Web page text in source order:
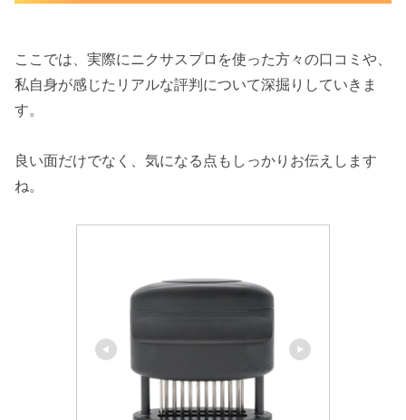
法
ニクサスプロの類似品との違いや選び方
ニクサスプロの口コミから分かる魅力
洗いにくいって本当？ニクサスプロのお手
ニクサスプロで安いお肉が高級肉になる理
まとめ：ニクサスプロの口コミから分かる
ここでは、実際にニクサスプロを使った方々の口コミや、
私自身が感じたリアルな評判について深掘りしていきま
す。
良い面だけでなく、気になる点もしっかりお伝えします
ね。